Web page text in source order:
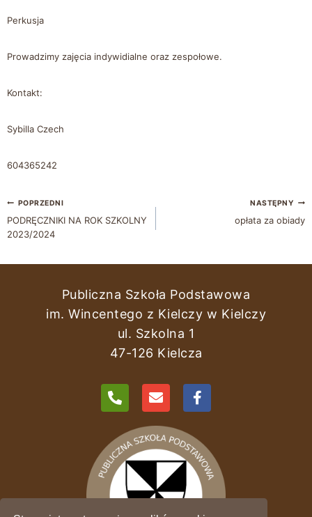
Perkusja
Prowadzimy zajęcia indywidialne oraz zespołowe.
Kontakt:
Sybilla Czech
604365242
POPRZEDNI
PODRĘCZNIKI NA ROK SZKOLNY
2023/2024
NASTĘPNY
opłata za obiady
Publiczna Szkoła Podstawowa
im. Wincentego z Kielczy w Kielczy
ul. Szkolna 1
47-126 Kielcza